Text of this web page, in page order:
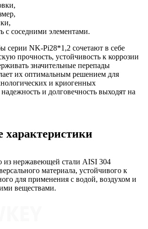
с соседними элементами.
серии NK-Pi28*1,2 сочетают в себе
прочность, устойчивость к коррозии
значительные перепады
их оптимальным решением для
и криогенных
и долговечность выходят на
характеристики
из нержавеющей стали AISI 304
материала, устойчивого к
для применения с водой, воздухом и
веществами.